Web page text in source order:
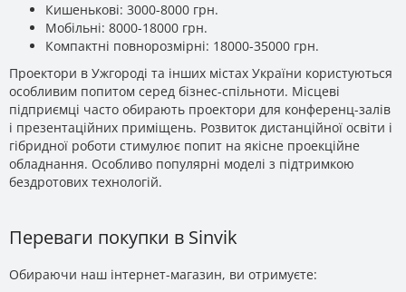
Кишенькові: 3000-8000 грн.
Мобільні: 8000-18000 грн.
Компактні повнорозмірні: 18000-35000 грн.
Проектори в Ужгороді та інших містах України користуються
особливим попитом серед бізнес-спільноти. Місцеві
підприємці часто обирають проектори для конференц-залів
і презентаційних приміщень. Розвиток дистанційної освіти і
гібридної роботи стимулює попит на якісне проекційне
обладнання. Особливо популярні моделі з підтримкою
бездротових технологій.
Переваги покупки в Sinvik
Обираючи наш інтернет-магазин, ви отримуєте: